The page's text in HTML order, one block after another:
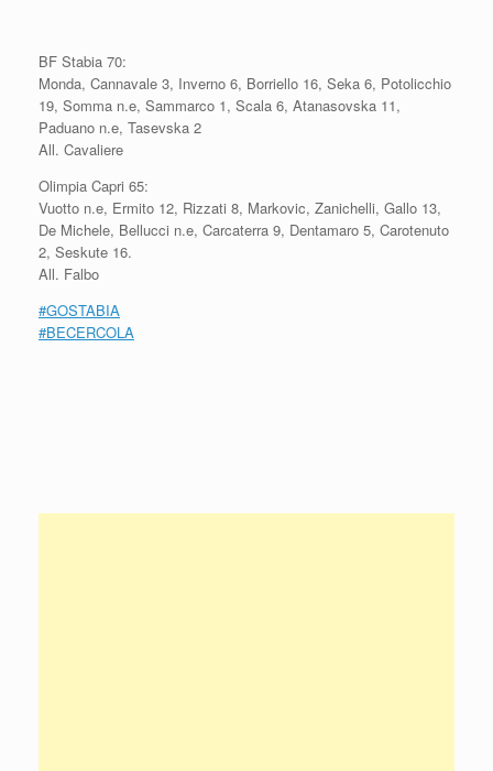
BF Stabia 70:
Monda, Cannavale 3, Inverno 6, Borriello 16, Seka 6, Potolicchio
19, Somma n.e, Sammarco 1, Scala 6, Atanasovska 11,
Paduano n.e, Tasevska 2
All. Cavaliere
Olimpia Capri 65:
Vuotto n.e, Ermito 12, Rizzati 8, Markovic, Zanichelli, Gallo 13,
De Michele, Bellucci n.e, Carcaterra 9, Dentamaro 5, Carotenuto
2, Seskute 16.
All. Falbo
#GOSTABIA
#BECERCOLA